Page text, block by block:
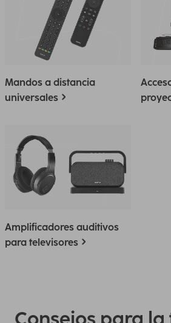
Mandos a distancia
universales
Amplificadores auditivos
para televisores